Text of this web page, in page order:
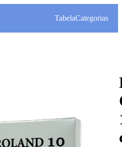
TabelaCategorias